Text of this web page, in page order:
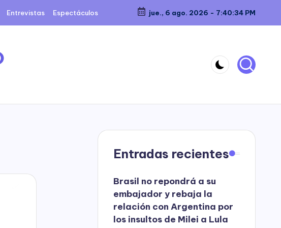
Entrevistas Espectáculos jue., 6 ago. 2026 - 7:40:35 PM
Entradas recientes
Brasil no repondrá a su
embajador y rebaja la
relación con Argentina por
los insultos de Milei a Lula